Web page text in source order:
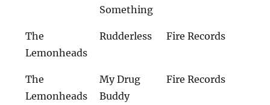
Something
The
Lemonheads
Rudderless Fire Records
The
Lemonheads
My Drug
Buddy
Fire Records